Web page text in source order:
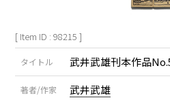
[ Item ID : 98215 ]
タイトル 武井武雄刊本作品
著者/作家 武井武雄